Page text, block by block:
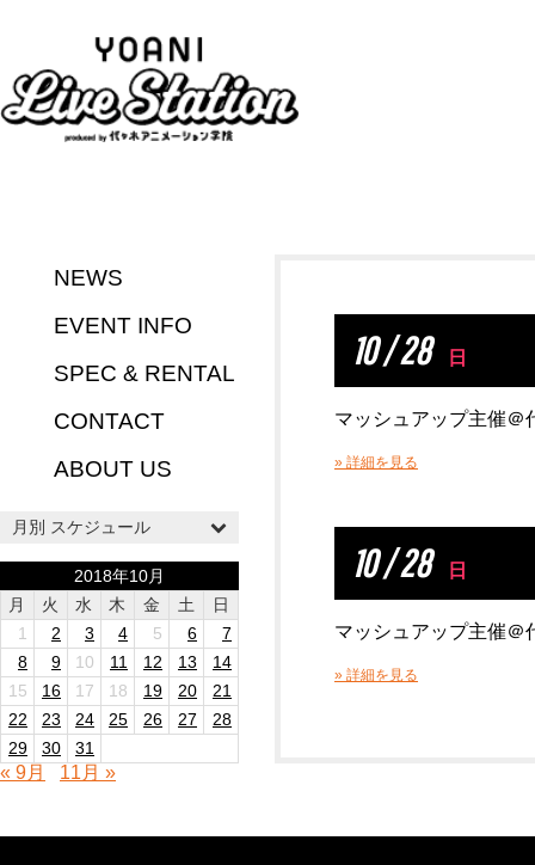
NEWS
EVENT INFO
SPEC & RENTAL
CONTACT
ABOUT US
月別 スケジュール
2018年10月
月
火 水 木 金 土
日
1
2 3 4 5 6
7
8
9 10 11 12 13
14
15
16 17 18 19 20
21
22
23 24 25 26 27
28
29
30 31
« 9月 11月 »
10 / 28 日
マッシュアップ主催＠
» 詳細を見る
10 / 28 日
マッシュアップ主催＠
» 詳細を見る